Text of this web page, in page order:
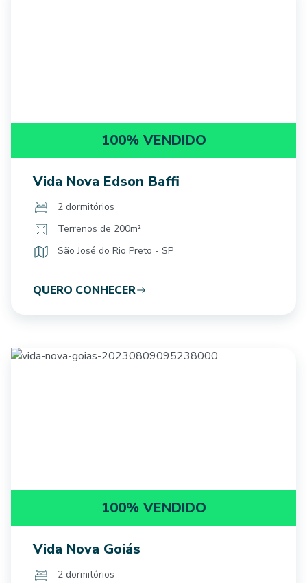
100% VENDIDO
Vida Nova Edson Baffi
2 dormitórios
Terrenos de 200m²
São José do Rio Preto - SP
QUERO CONHECER
100% VENDIDO
Vida Nova Goiás
2 dormitórios